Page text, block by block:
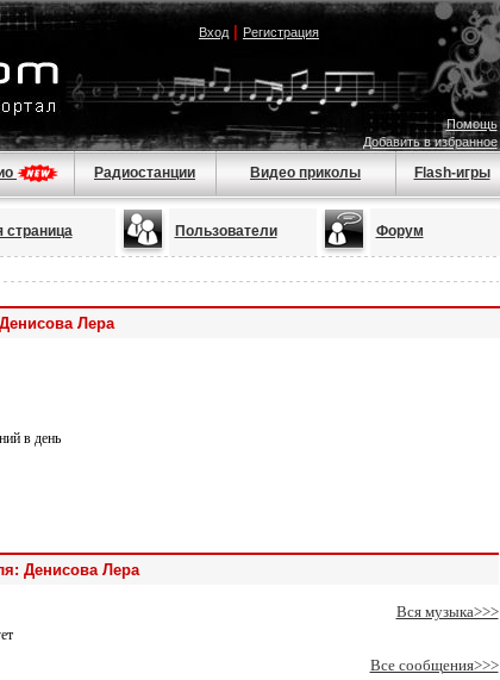
Вход| Регистрация
Помощь
Добавить в избранное
Радиостанции Видео приколы Flash-игры
страница Пользователи Форум
Лера
в день
Денисова Лера
Вся музыка>>>
Все сообщения>>>